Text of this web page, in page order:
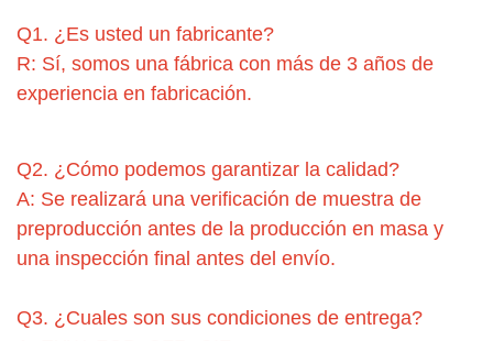
Q1. ¿Es usted un fabricante?
R: Sí, somos una fábrica con más de 3 años de
experiencia en fabricación.
Q2. ¿Cómo podemos garantizar la calidad?
A: Se realizará una verificación de muestra de
preproducción antes de la producción en masa y
una inspección final antes del envío.
Q3. ¿Cuales son sus condiciones de entrega?